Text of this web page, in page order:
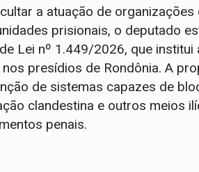
a atuação de
prisionais, o deputado
Lei nº 1.449/2026, que institui
presídios de Rondônia. A
de sistemas capazes de
clandestina e outros meios
penais.